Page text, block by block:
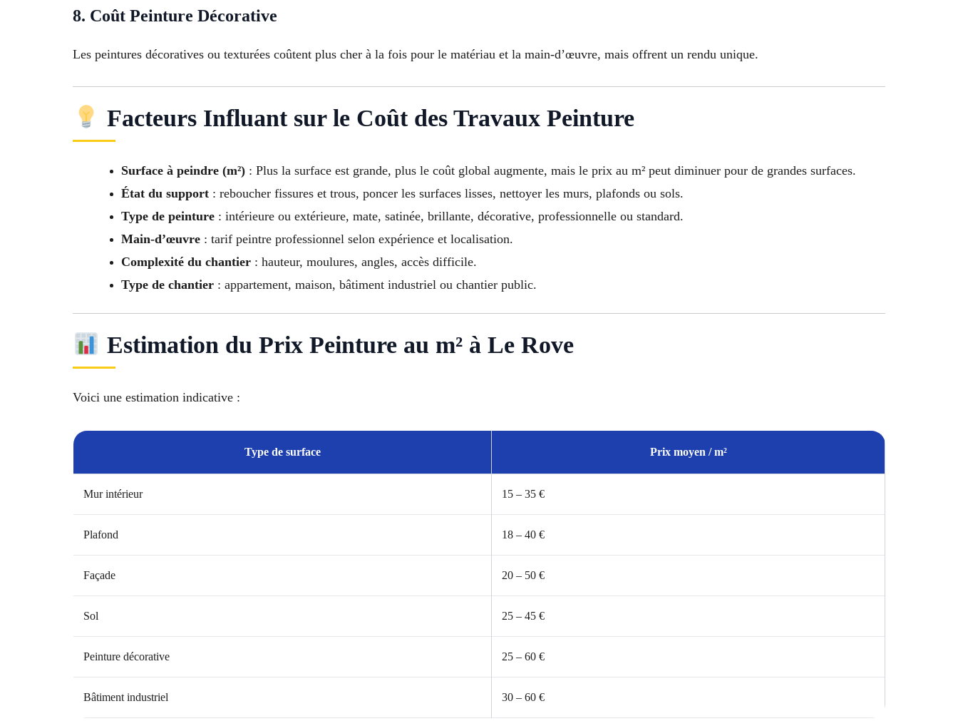
8. Coût Peinture Décorative
Les peintures décoratives ou texturées coûtent plus cher à la fois pour le matériau et la main-d’œuvre, mais offrent un rendu unique.
Facteurs Influant sur le Coût des Travaux Peinture
Surface à peindre (m²) : Plus la surface est grande, plus le coût global augmente, mais le prix au m² peut diminuer pour de grandes surfaces.
État du support : reboucher fissures et trous, poncer les surfaces lisses, nettoyer les murs, plafonds ou sols.
Type de peinture : intérieure ou extérieure, mate, satinée, brillante, décorative, professionnelle ou standard.
Main-d’œuvre : tarif peintre professionnel selon expérience et localisation.
Complexité du chantier : hauteur, moulures, angles, accès difficile.
Type de chantier : appartement, maison, bâtiment industriel ou chantier public.
Estimation du Prix Peinture au m² à Le Rove
Voici une estimation indicative :
Type de surface Prix moyen / m²
Mur intérieur 15 – 35 €
Plafond 18 – 40 €
Façade 20 – 50 €
Sol 25 – 45 €
Peinture décorative 25 – 60 €
Bâtiment industriel 30 – 60 €